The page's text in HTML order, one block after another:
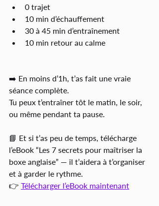
0 trajet
10 min d’échauffement
30 à 45 min d’entraînement
10 min retour au calme
➡️ En moins d’1h, t’as fait une vraie
séance complète.
Tu peux t’entraîner tôt le matin, le soir,
ou même pendant ta pause.
📘 Et si t’as peu de temps, télécharge
l’eBook “Les 7 secrets pour maîtriser la
boxe anglaise” — il t’aidera à t’organiser
et à garder le rythme.
👉 Télécharger l’eBook maintenant